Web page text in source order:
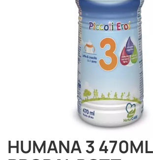
HUMANA 3 470ML
Vai
all'inizio